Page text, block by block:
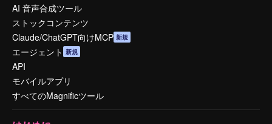
AI 音声合成ツール
ストックコンテンツ
Claude/ChatGPT向けMCP 新規
エージェント 新規
API
モバイルアプリ
すべてのMagnificツール